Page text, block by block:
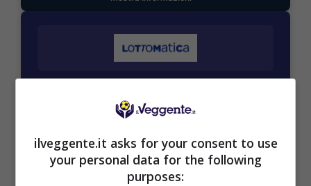
Fino a 2050€ bonus scommesse e sport
Per i nuovi utenti della piattaforma: 100% fino a 50€ in
Sport
2050€
ilveggente.it asks for your consent to use
your personal data for the following
purposes: